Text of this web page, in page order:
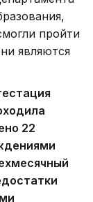
пройти
являются
22